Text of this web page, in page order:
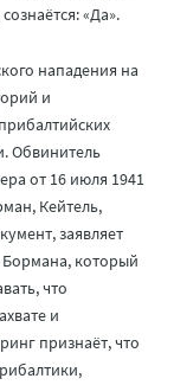
«Да».
нападения на
и
Обвинитель
от 16 июля 1941
Кейтель,
заявляет
Бормана, который
что
и
признаёт, что